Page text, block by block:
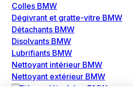
Colles BMW
Dégivrant et gratte-vitre BMW
Détachants BMW
Disolvants BMW
Lubrifiants BMW
Nettoyant intérieur BMW
Nettoyant extérieur BMW
Pièces détachées BMW